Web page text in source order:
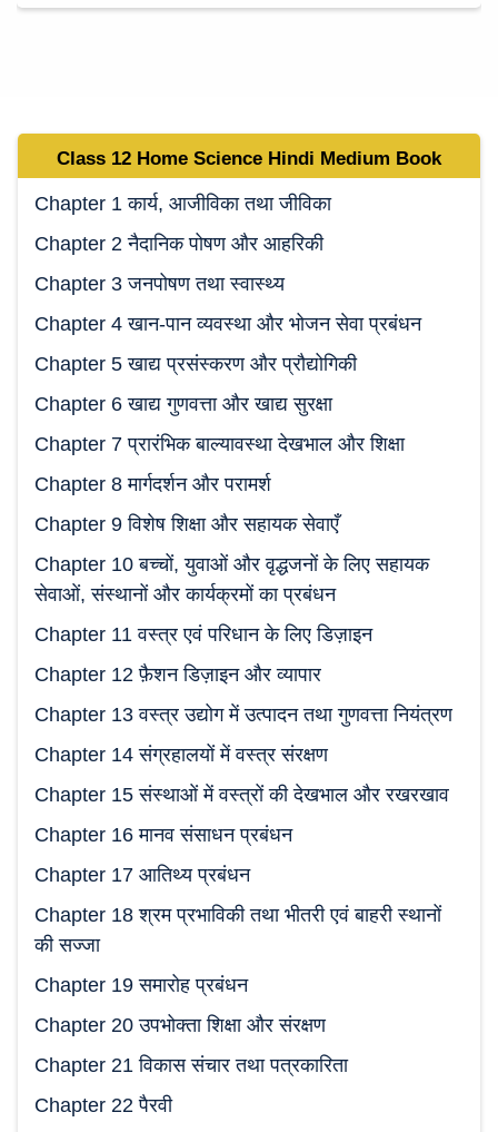
Class 12 Home Science Hindi Medium Book
Chapter 1 कार्य, आजीविका तथा जीविका
Chapter 2 नैदानिक पोषण और आहरिकी
Chapter 3 जनपोषण तथा स्वास्थ्य
Chapter 4 खान-पान व्यवस्था और भोजन सेवा प्रबंधन
Chapter 5 खाद्य प्रसंस्करण और प्रौद्योगिकी
Chapter 6 खाद्य गुणवत्ता और खाद्य सुरक्षा
Chapter 7 प्रारंभिक बाल्यावस्था देखभाल और शिक्षा
Chapter 8 मार्गदर्शन और परामर्श
Chapter 9 विशेष शिक्षा और सहायक सेवाएँ
Chapter 10 बच्चों, युवाओं और वृद्धजनों के लिए सहायक
सेवाओं, संस्थानों और कार्यक्रमों का प्रबंधन
Chapter 11 वस्त्र एवं परिधान के लिए डिज़ाइन
Chapter 12 फ़ैशन डिज़ाइन और व्यापार
Chapter 13 वस्त्र उद्योग में उत्पादन तथा गुणवत्ता नियंत्रण
Chapter 14 संग्रहालयों में वस्त्र संरक्षण
Chapter 15 संस्थाओं में वस्त्रों की देखभाल और रखरखाव
Chapter 16 मानव संसाधन प्रबंधन
Chapter 17 आतिथ्य प्रबंधन
Chapter 18 श्रम प्रभाविकी तथा भीतरी एवं बाहरी स्थानों
की सज्जा
Chapter 19 समारोह प्रबंधन
Chapter 20 उपभोक्ता शिक्षा और संरक्षण
Chapter 21 विकास संचार तथा पत्रकारिता
Chapter 22 पैरवी